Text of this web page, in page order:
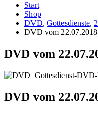
Start
Shop
DVD, Gottesdienste,
DVD vom
DVD vom
DVD vom